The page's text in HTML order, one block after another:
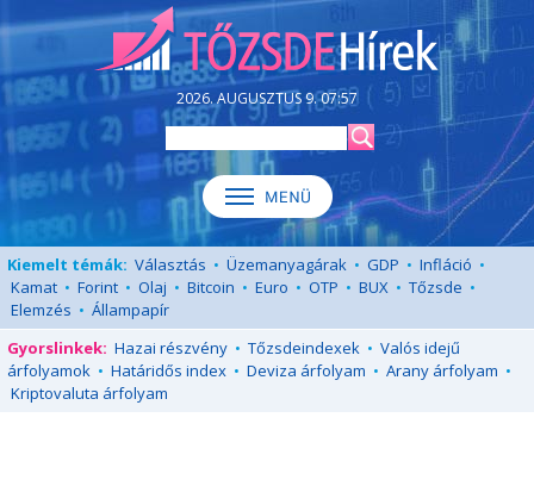
2026. AUGUSZTUS 9. 07:57
Kiemelt témák: Választás • Üzemanyagárak • GDP • Infláció •
Kamat • Forint • Olaj • Bitcoin • Euro • OTP • BUX • Tőzsde •
Elemzés • Állampapír
Gyorslinkek: Hazai részvény • Tőzsdeindexek • Valós idejű
árfolyamok • Határidős index • Deviza árfolyam • Arany árfolyam •
Kriptovaluta árfolyam